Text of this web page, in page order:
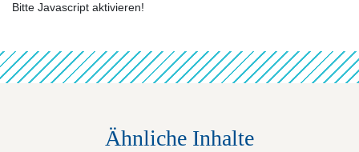
Bitte Javascript aktivieren!
Ähnliche Inhalte